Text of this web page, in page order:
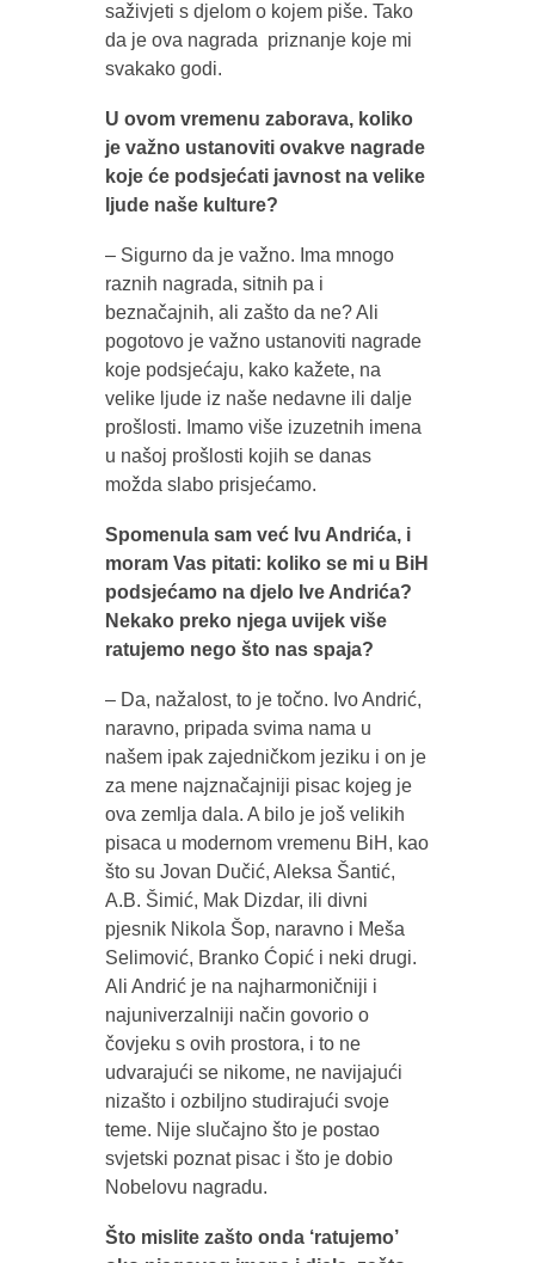
saživjeti s djelom o kojem piše. Tako
da je ova nagrada priznanje koje mi
svakako godi.
U ovom vremenu zaborava, koliko
je važno ustanoviti ovakve nagrade
koje će podsjećati javnost na velike
ljude naše kulture?
– Sigurno da je važno. Ima mnogo
raznih nagrada, sitnih pa i
beznačajnih, ali zašto da ne? Ali
pogotovo je važno ustanoviti nagrade
koje podsjećaju, kako kažete, na
velike ljude iz naše nedavne ili dalje
prošlosti. Imamo više izuzetnih imena
u našoj prošlosti kojih se danas
možda slabo prisjećamo.
Spomenula sam već Ivu Andrića, i
moram Vas pitati: koliko se mi u BiH
podsjećamo na djelo Ive Andrića?
Nekako preko njega uvijek više
ratujemo nego što nas spaja?
– Da, nažalost, to je točno. Ivo Andrić,
naravno, pripada svima nama u
našem ipak zajedničkom jeziku i on je
za mene najznačajniji pisac kojeg je
ova zemlja dala. A bilo je još velikih
pisaca u modernom vremenu BiH, kao
što su Jovan Dučić, Aleksa Šantić,
A.B. Šimić, Mak Dizdar, ili divni
pjesnik Nikola Šop, naravno i Meša
Selimović, Branko Ćopić i neki drugi.
Ali Andrić je na najharmoničniji i
najuniverzalniji način govorio o
čovjeku s ovih prostora, i to ne
udvarajući se nikome, ne navijajući
nizašto i ozbiljno studirajući svoje
teme. Nije slučajno što je postao
svjetski poznat pisac i što je dobio
Nobelovu nagradu.
Što mislite zašto onda ‘ratujemo’